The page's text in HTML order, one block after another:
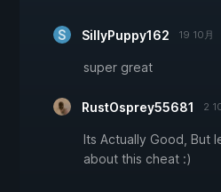
SillyPuppy162 19 10月
super great
RustOsprey55681 2
Its Actually Good, But
about this cheat :)